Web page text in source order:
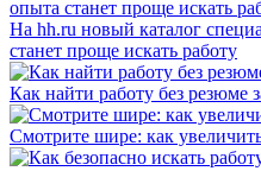
На hh.ru новый каталог
станет проще искать работу
Как найти работу без резюме
Смотрите шире: как